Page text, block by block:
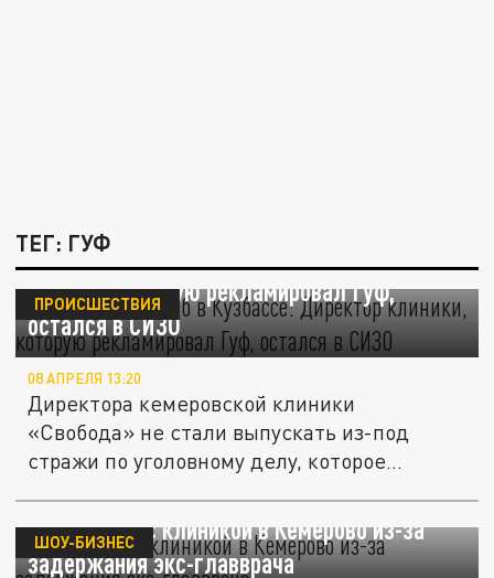
ТЕГ: ГУФ
«Звёздный» рехаб в Кузбассе: Директор
клиники, которую рекламировал Гуф,
остался в СИЗО
ПРОИСШЕСТВИЯ
08 АПРЕЛЯ 13:20
Директора кемеровской клиники
«Свобода» не стали выпускать из-под
стражи по уголовному делу, которое
Гуф порвал с клиникой в Кемерово из-за
задержания экс-главврача
ШОУ-БИЗНЕС